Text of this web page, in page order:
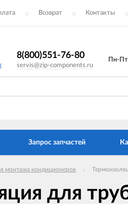
Возврат Контакты
8(800)551-76-80
servis@zip-components.ru
Пн-
Запрос запчастей
монтажа кондиционеров
для